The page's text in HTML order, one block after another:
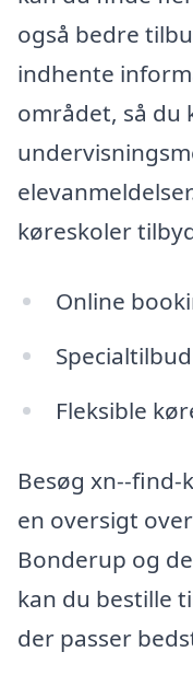
også bedre
indhente
området, så du
køreskoler
Online
Fleksible
Besøg xn--
en oversigt
Bonderup og
kan du bestille
der passer